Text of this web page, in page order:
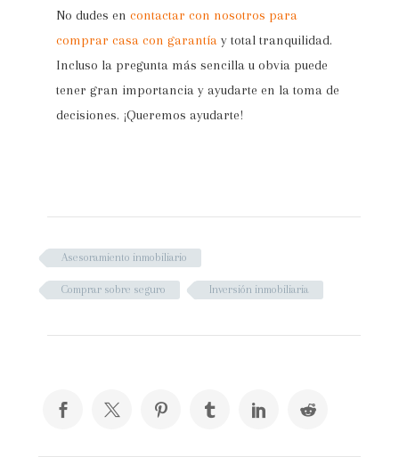
No dudes encontactar con nosotros para
comprar casa con garantía y total tranquilidad.
Incluso la pregunta más sencilla u obvia puede
tener gran importancia y ayudarte en la toma de
decisiones. ¡Queremos ayudarte!
Asesoramiento inmobiliario
Comprar sobre seguro Inversión inmobiliaria